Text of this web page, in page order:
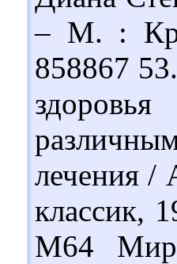
– М. :
858867
лечения
классик,
М64